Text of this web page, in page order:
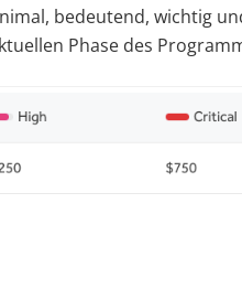
bedeutend, wichtig
Phase des